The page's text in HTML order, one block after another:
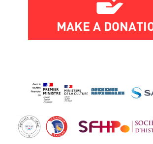
MAKE A